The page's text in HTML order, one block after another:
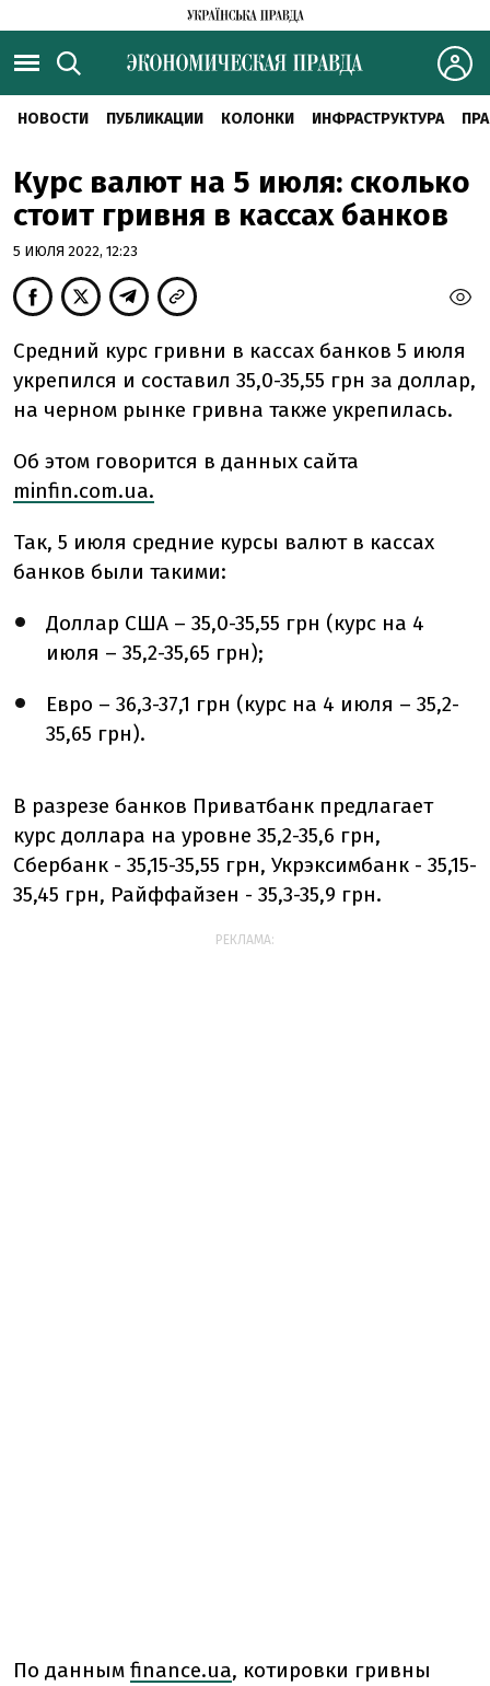
НОВОСТИ ПУБЛИКАЦИИ КОЛОНКИ ИНФРАСТРУКТУРА
Курс валют на 5 июля: сколько
стоит гривня в кассах банков
5 ИЮЛЯ 2022, 12:23
Средний курс гривни в кассах банков 5 июля
укрепился и составил 35,0-35,55 грн за доллар,
на черном рынке гривна также укрепилась.
Об этом говорится в данных сайта
minfin.com.ua.
Так, 5 июля средние курсы валют в кассах
банков были такими:
Доллар США – 35,0-35,55 грн (курс на 4
июля – 35,2-35,65 грн);
Евро – 36,3-37,1 грн (курс на 4 июля – 35,2-
35,65 грн).
В разрезе банков Приватбанк предлагает
курс доллара на уровне 35,2-35,6 грн,
Сбербанк - 35,15-35,55 грн, Укрэксимбанк - 35,15-
35,45 грн, Райффайзен - 35,3-35,9 грн.
РЕКЛАМА:
По данным finance.ua, котировки гривны